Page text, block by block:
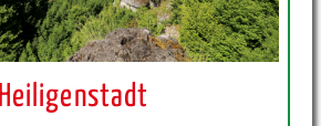
Heiligenstadt